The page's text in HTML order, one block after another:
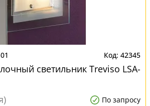
42345
светильник Treviso LSA-
По запросу